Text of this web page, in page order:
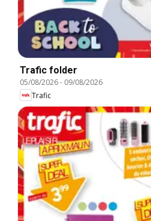
Trafic folder
05/08/2026- 09/08/2026
Trafic